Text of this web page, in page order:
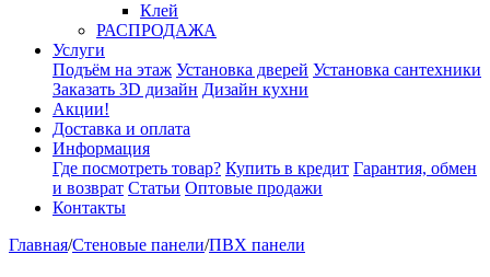
Клей
РАСПРОДАЖА
Услуги
Подъём на этаж Установка дверей Установка сантехники
Заказать 3D дизайн Дизайн кухни
Акции!
Доставка и оплата
Информация
Где посмотреть товар? Купить в кредит Гарантия, обмен
и возврат Статьи Оптовые продажи
Контакты
Главная/Стеновые панели/ПВХ панели